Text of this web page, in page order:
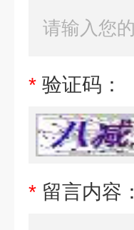
* 验证码：
* 留言内容：